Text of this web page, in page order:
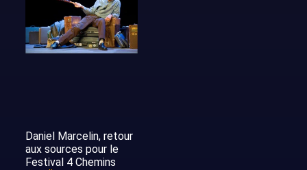
Daniel Marcelin, retour
aux sources pour le
Festival 4 Chemins